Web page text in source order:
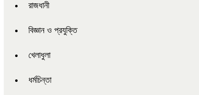
রাজধানী
বিজ্ঞান ও প্রযুক্তি
খেলাধুলা
ধর্মচিন্তা